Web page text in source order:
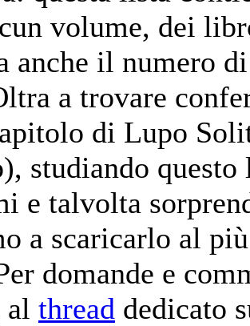
volume, dei
anche il numero
a trovare
di Lupo
studiando
e talvolta
a scaricarlo al
domande e
al thread dedicato